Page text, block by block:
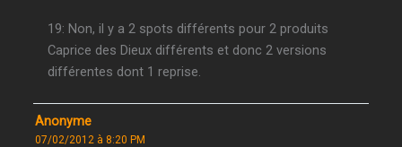
19: Non, il y a 2 spots différents pour 2 produits
Caprice des Dieux différents et donc 2 versions
différentes dont 1 reprise.
Anonyme
07/02/2012 à 8:20 PM